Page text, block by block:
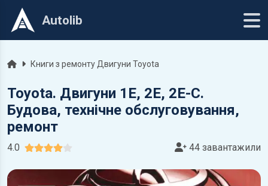
Autolib
ГоловнаКниги з ремонту Двигуни Toyota
Toyota. Двигуни 1E, 2E, 2E-C.
Будова, технічне обслуговування,
ремонт
4.0 44 завантажили